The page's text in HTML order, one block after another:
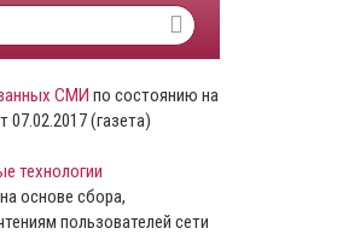
СМИ по состоянию на
07.02.2017 (газета)
технологии
основе сбора,
пользователей сети